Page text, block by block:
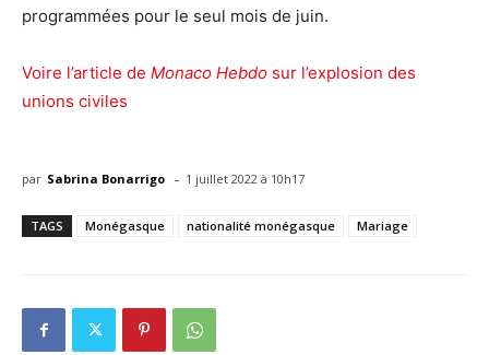
programmées pour le seul mois de juin.
Voire l’article de Monaco Hebdo sur l’explosion des
unions civiles
par Sabrina Bonarrigo - 1 juillet 2022 à 10h17
TAGS Monégasque nationalité monégasque Mariage